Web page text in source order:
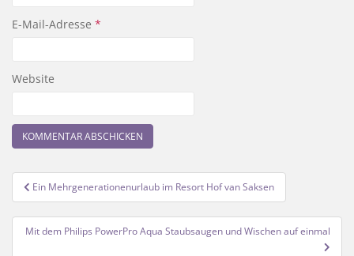
E-Mail-Adresse *
Website
Beitragsnavigation
Ein Mehrgenerationenurlaub im Resort Hof van Saksen
Mit dem Philips PowerPro Aqua Staubsaugen und Wischen auf einmal